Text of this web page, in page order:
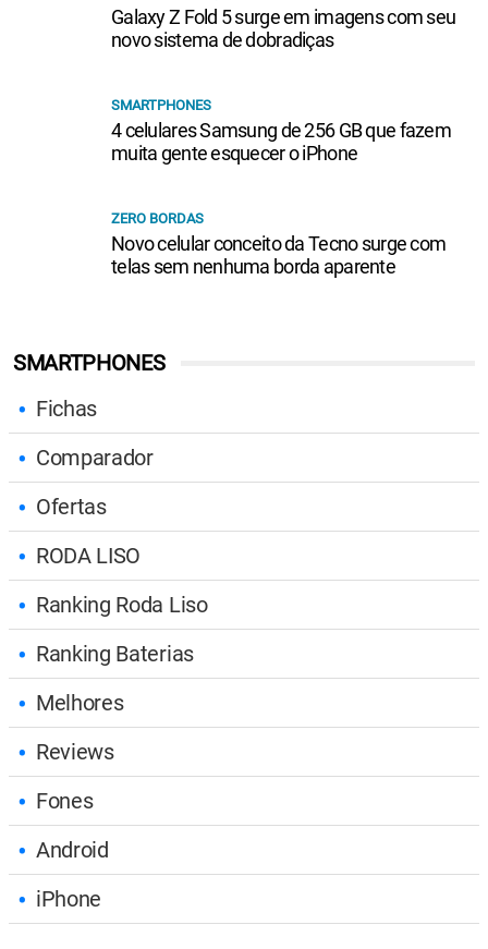
SMARTPHONES
Fichas
Comparador
Ofertas
RODA LISO
Ranking Roda Liso
Ranking Baterias
Melhores
Reviews
Fones
Android
iPhone
Galaxy Z Fold 5 surge em imagens com seu
novo sistema de dobradiças
SMARTPHONES
4 celulares Samsung de 256 GB que fazem
muita gente esquecer o iPhone
ZERO BORDAS
Novo celular conceito da Tecno surge com
telas sem nenhuma borda aparente